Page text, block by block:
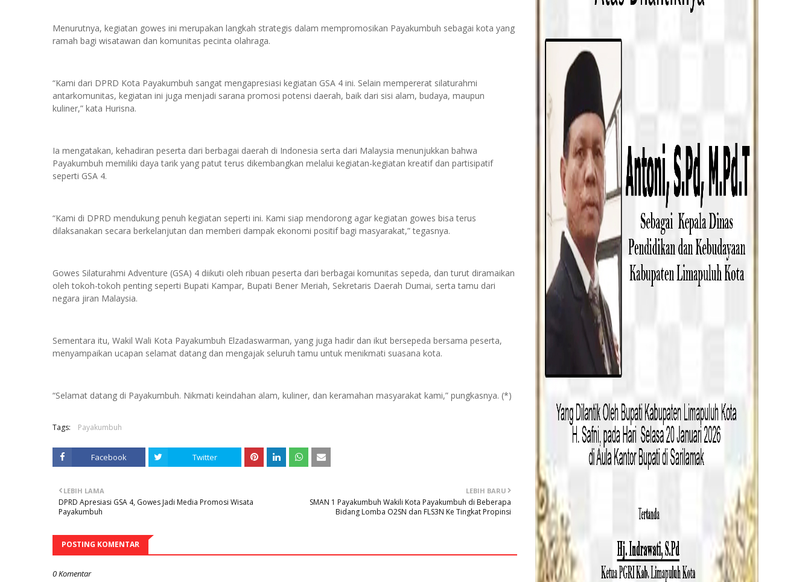
Menurutnya, kegiatan gowes ini merupakan langkah strategis dalam mempromosikan Payakumbuh sebagai kota yang
ramah bagi wisatawan dan komunitas pecinta olahraga.
“Kami dari DPRD Kota Payakumbuh sangat mengapresiasi kegiatan GSA 4 ini. Selain mempererat silaturahmi
antarkomunitas, kegiatan ini juga menjadi sarana promosi potensi daerah, baik dari sisi alam, budaya, maupun
kuliner,” kata Hurisna.
Ia mengatakan, kehadiran peserta dari berbagai daerah di Indonesia serta dari Malaysia menunjukkan bahwa
Payakumbuh memiliki daya tarik yang patut terus dikembangkan melalui kegiatan-kegiatan kreatif dan partisipatif
seperti GSA 4.
“Kami di DPRD mendukung penuh kegiatan seperti ini. Kami siap mendorong agar kegiatan gowes bisa terus
dilaksanakan secara berkelanjutan dan memberi dampak ekonomi positif bagi masyarakat,” tegasnya.
Gowes Silaturahmi Adventure (GSA) 4 diikuti oleh ribuan peserta dari berbagai komunitas sepeda, dan turut diramaikan
oleh tokoh-tokoh penting seperti Bupati Kampar, Bupati Bener Meriah, Sekretaris Daerah Dumai, serta tamu dari
negara jiran Malaysia.
Sementara itu, Wakil Wali Kota Payakumbuh Elzadaswarman, yang juga hadir dan ikut bersepeda bersama peserta,
menyampaikan ucapan selamat datang dan mengajak seluruh tamu untuk menikmati suasana kota.
“Selamat datang di Payakumbuh. Nikmati keindahan alam, kuliner, dan keramahan masyarakat kami,” pungkasnya. (*)
Tags: Payakumbuh
Facebook Twitter
LEBIH BARU
SMAN 1 Payakumbuh Wakili Kota Payakumbuh di Beberapa
Bidang Lomba O2SN dan FLS3N Ke Tingkat Propinsi
LEBIH LAMA
DPRD Apresiasi GSA 4, Gowes Jadi Media Promosi Wisata
Payakumbuh
POSTING KOMENTAR
0 Komentar